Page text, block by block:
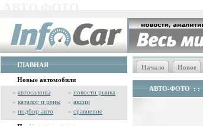
ГЛАВНАЯ
Новые автомобили
» автосалоны » новости рынка
» каталог и цены » акции
» подбор авто » сравнение
Начало Новое
АВТО-ФОТО : :